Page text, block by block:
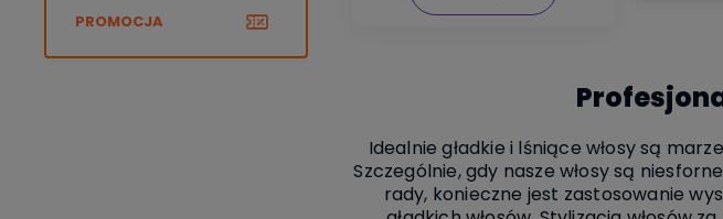
PROMOCJA
Idealnie gładkie i lśniące włosy są
Szczególnie, gdy nasze włosy są
rady, konieczne jest zastosowanie